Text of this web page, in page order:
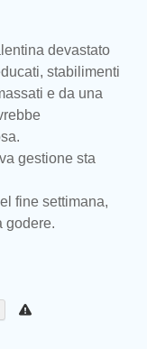
devastato
stabilimenti
e da una
gestione sta
fine settimana,
godere.